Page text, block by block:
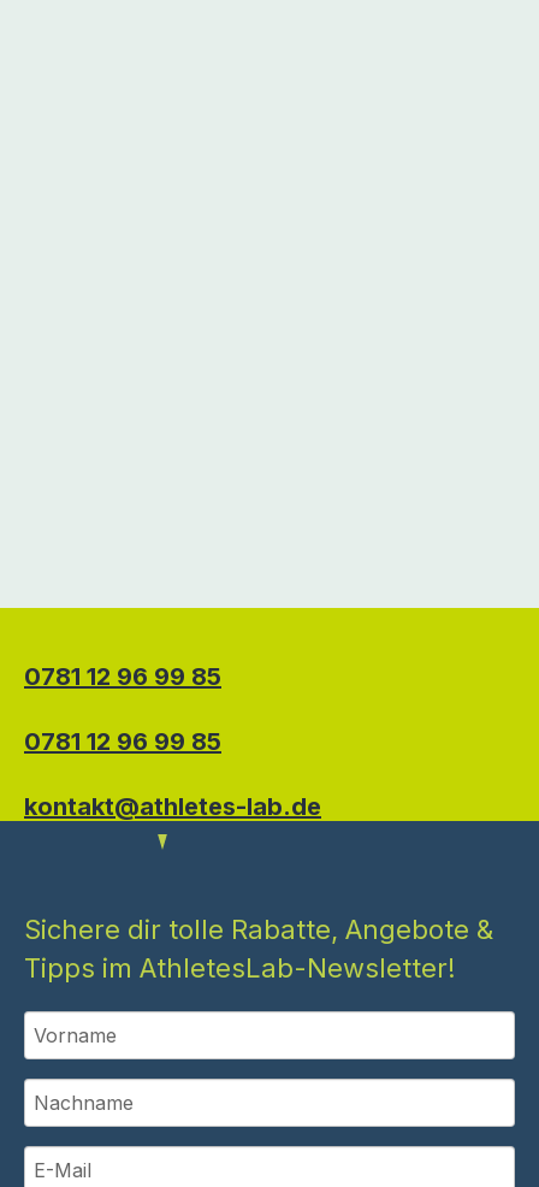
0781 12 96 99 85
0781 12 96 99 85
kontakt@athletes-lab.de
Sichere dir tolle Rabatte, Angebote &
Tipps im AthletesLab-Newsletter!